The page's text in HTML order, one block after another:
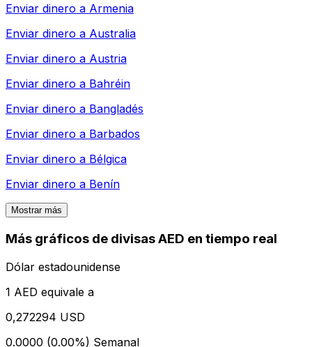
Enviar dinero a Armenia
Enviar dinero a Australia
Enviar dinero a Austria
Enviar dinero a Bahréin
Enviar dinero a Bangladés
Enviar dinero a Barbados
Enviar dinero a Bélgica
Enviar dinero a Benín
Mostrar más
Más gráficos de divisas AED en tiempo real
Dólar estadounidense
1 AED equivale a
0,272294 USD
0.0000 (0.00%) Semanal